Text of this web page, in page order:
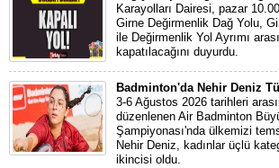
Karayolları Dairesi, pazar
Girne Değirmenlik Dağ Yolu,
ile Değirmenlik Yol Ayrımı
kapatılacağını duyurdu.
Badminton'da Nehir Deniz
3-6 Ağustos 2026 tarihleri
düzenlenen Air Badminton
Şampiyonası'nda ülkemizi
Nehir Deniz, kadınlar üçlü
ikincisi oldu.